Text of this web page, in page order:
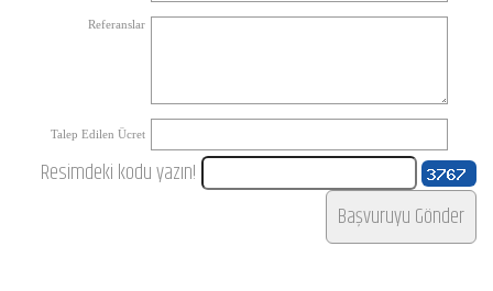
Referanslar
Talep Edilen Ücret
Resimdeki kodu yazın!